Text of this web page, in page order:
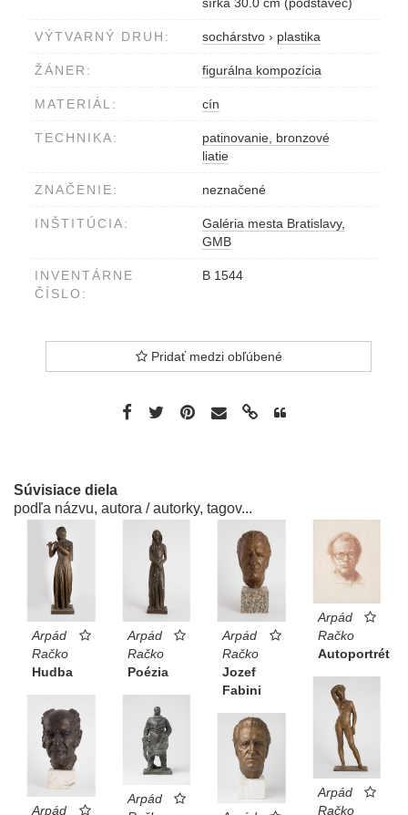
VÝTVARNÝ DRUH: sochárstvo › plastika
ŽÁNER: figurálna kompozícia
MATERIÁL: cín
TECHNIKA:
patinovanie, bronzové
liatie
ZNAČENIE: neznačené
INŠTITÚCIA:
Galéria mesta Bratislavy,
GMB
INVENTÁRNE
ČÍSLO:
B 1544
Pridať medzi obľúbené
Súvisiace diela
podľa názvu, autora / autorky, tagov...
Arpád
Račko
Hudba
Arpád
Račko
Poézia
Arpád
Račko
Jozef
Fabini
Arpád
Račko
Autoportrét
Arpád
Račko
Arpád
Arpád